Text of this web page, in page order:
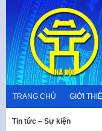
content
TRANG CHỦ GIỚI
Tin tức – Sự kiện